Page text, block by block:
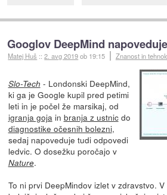
Googlov DeepMind
Matej Huš ::2. avg 2019ob 19:15 Znanost in
Slo-Tech - Londonski DeepMind,
ki ga je Google kupil pred petimi
leti in je počel že marsikaj, od
igranja goja in branja z ustnicdo
diagnostike očesnih bolezni,
sedaj napoveduje tudi odpovedi
ledvic. O dosežku poročajo v
Nature.
To ni prvi DeepMindov izlet v zdravstvo.